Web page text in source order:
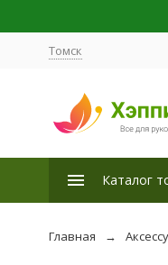
Томск
Каталог
Главная